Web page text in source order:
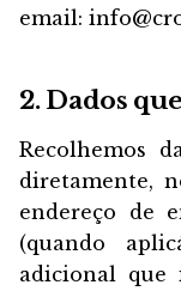
email:
2. Dados
Recolhemos
diretamente,
endereço de
(quando
adicional que